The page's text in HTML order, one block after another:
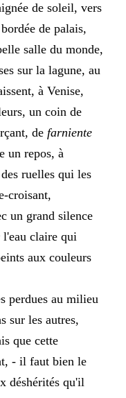
de soleil, vers
de palais,
salle du monde,
sur la lagune, au
à Venise,
un coin de
de farniente
un repos, à
ruelles qui les
croisant,
un grand silence
l'eau claire qui
aux couleurs
perdues au milieu
sur les autres,
que cette
- il faut bien le
déshérités qu'il